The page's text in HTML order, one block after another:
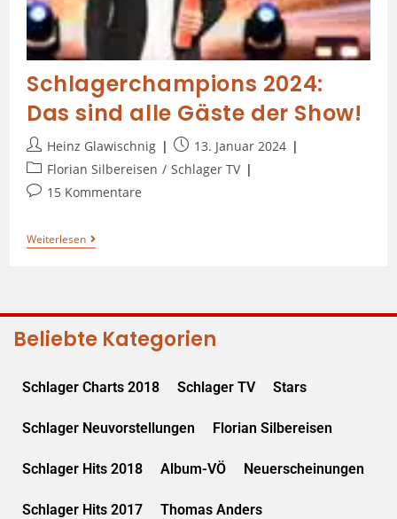
Schlagerchampions 2024:
Das sind alle Gäste der Show!
Heinz Glawischnig
13. Januar 2024
Florian Silbereisen / Schlager TV
15 Kommentare
Weiterlesen
Beliebte Kategorien
Schlager Charts 2018 Schlager TV Stars
Schlager Neuvorstellungen Florian Silbereisen
Schlager Hits 2018 Album-VÖ Neuerscheinungen
Schlager Hits 2017 Thomas Anders